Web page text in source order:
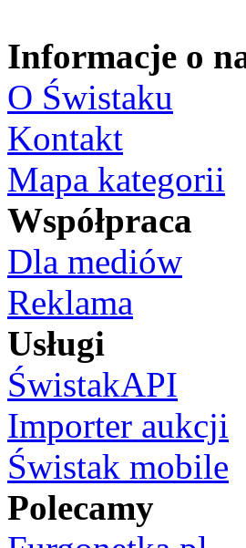
Informacje o
O Świstaku
Kontakt
Mapa kategorii
Współpraca
Dla mediów
Reklama
Usługi
ŚwistakAPI
Importer aukcji
Świstak mobile
Polecamy